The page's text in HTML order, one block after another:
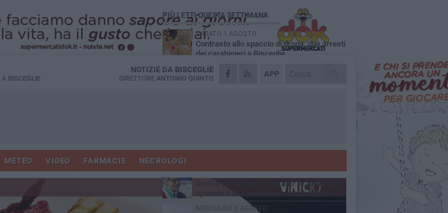
A BISCEGLIE
APP
NOTIZIE DA BISCEGLIE
DIRETTORE ANTONIO QUINTO
METEO VIDEO FARMACIE NECROLOGI
PIÙ LETTI QUESTA SETTIMANA
SABATO 1 AGOSTO
Contrasto allo spaccio di droga, due arresti
dei carabinieri a Bisceglie
MARTEDÌ 4 AGOSTO
Emergenza caldo, il Comune di Bisceglie
Due auto incendiate nella notte in via Dieta
SABATO 1 AGOSTO
Arresti per droga, Angarano: «La lotta allo
spaccio è una priorità per la sicurezza»
MERCOLEDÌ 5 AGOSTO